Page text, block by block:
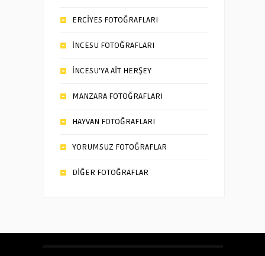
ERCİYES FOTOĞRAFLARI
İNCESU FOTOĞRAFLARI
İNCESU’YA AİT HERŞEY
MANZARA FOTOĞRAFLARI
HAYVAN FOTOĞRAFLARI
YORUMSUZ FOTOĞRAFLAR
DİĞER FOTOĞRAFLAR